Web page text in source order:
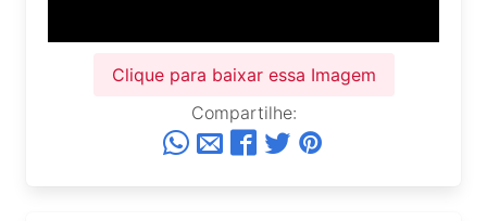
Clique para baixar essa Imagem
Compartilhe: